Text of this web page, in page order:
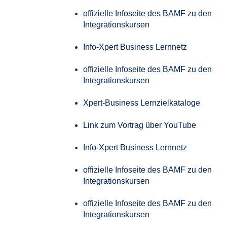
offizielle Infoseite des BAMF zu den
Integrationskursen
Info-Xpert Business Lernnetz
offizielle Infoseite des BAMF zu den
Integrationskursen
Xpert-Business Lernzielkataloge
Link zum Vortrag über YouTube
Info-Xpert Business Lernnetz
offizielle Infoseite des BAMF zu den
Integrationskursen
offizielle Infoseite des BAMF zu den
Integrationskursen